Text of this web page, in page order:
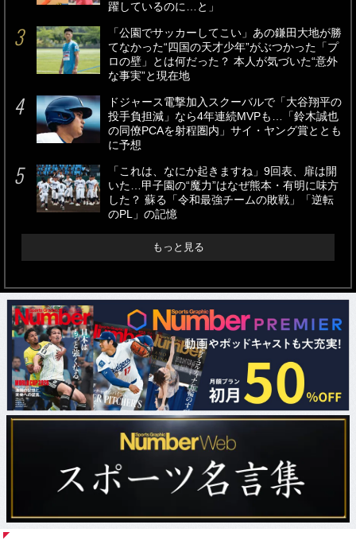
躍しているのに…と」
「公園でサッカーしてこい」あの鎌田大地が勝
てなかった“四国の天才少年”がぶつかった「プ
ロの壁」とは何だった？ 本人が気づいた“意外
な事実”と現在地
ドジャース電撃加入スクーバルで「大谷翔平の
投手負担減」なら4年連続MVPも…「鈴木誠也
の同僚PCAを射程圏内」サイ・ヤング賞ととも
に予想
「これは、なにか起きますね」9回表、扉は開
いた…甲子園の“魔力”はなぜ熊本・有明に味方
した？ 蘇る「令和最強チームの敗戦」「逆転
のPL」の記憶
もっと見る